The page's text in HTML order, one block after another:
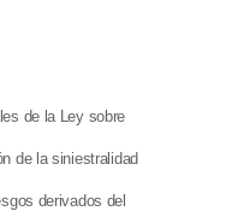
de la Ley sobre
de la siniestralidad
derivados del